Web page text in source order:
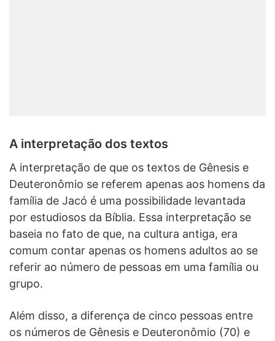
A interpretação dos textos
A interpretação de que os textos de Gênesis e
Deuteronômio se referem apenas aos homens da
família de Jacó é uma possibilidade levantada
por estudiosos da Bíblia. Essa interpretação se
baseia no fato de que, na cultura antiga, era
comum contar apenas os homens adultos ao se
referir ao número de pessoas em uma família ou
grupo.
Além disso, a diferença de cinco pessoas entre
os números de Gênesis e Deuteronômio (70) e